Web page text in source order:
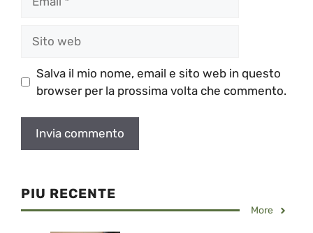
web
Salva il mio nome, email e sito web in questo
browser per la prossima volta che commento.
PIU RECENTE
More